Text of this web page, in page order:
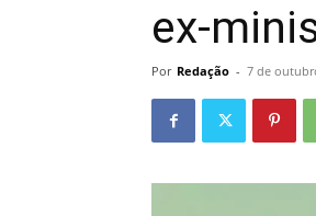
ex-
Por Redação - 7 de